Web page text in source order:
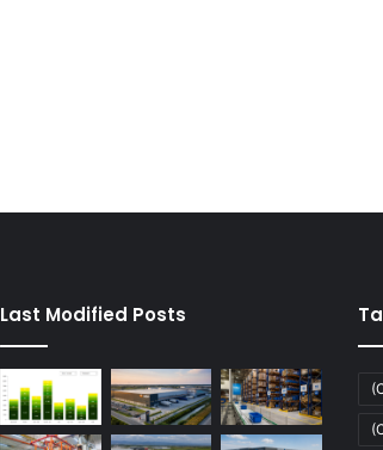
Last Modified Posts